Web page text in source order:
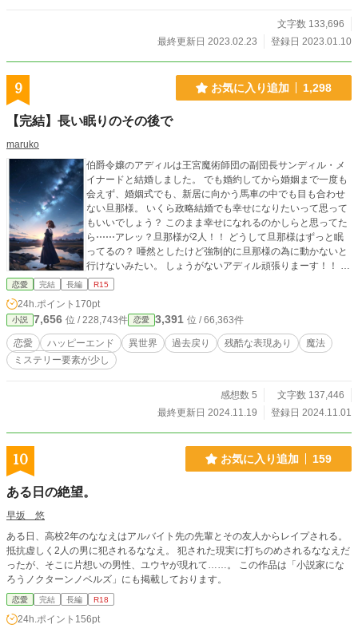
文字数 133,696
最終更新日 2023.02.23
登録日 2023.01.10
9 お気に入り追加 1,298
【完結】長い眠りのその後で
maruko
伯爵令嬢のアディルは王宮魔術師団の副団長サンディル・メ
イナードと結婚しました。 でも婚約してから婚姻まで一度も
会えず、婚姻式でも、新居に向かう馬車の中でも目も合わせ
ない旦那様。 いくら政略結婚でも幸せになりたいって思って
もいいでしょう？ このまま幸せになれるのかしらと思ってた
ら⋯⋯アレッ？旦那様が2人！！ どうして旦那様はずっと眠
ってるの？ 唖然としたけど強制的に旦那様の為に動かないと
行けないみたい。 しょうがないアディル頑張りまーす！！ 複
雑な家庭環境で育って、醒めた目で世間を見ているアディル
列の整理含む) ※他サイトでも投稿しております ご都合主
義、誤字脱字、未熟者ですが優しい目線で読んで頂けますと
幸いです ※表紙 AIアプリ作成
恋愛 完結 長編 R15
24h.ポイント 170pt
小説 7,656 位 / 228,743件 恋愛 3,391 位 / 66,363件
恋愛 ハッピーエンド 異世界 過去戻り 残酷な表現あり
魔法
ミステリー要素が少し
感想数 5
文字数 137,446
最終更新日 2024.11.19
登録日 2024.11.01
10 お気に入り追加 159
ある日の絶望。
早坂 悠
ある日、高校2年のななえはアルバイト先の先輩とその友人からレイプされる。
抵抗虚しく2人の男に犯されるななえ。 犯された現実に打ちのめされるななえだ
ったが、そこに片想いの男性、ユウヤが現れて……。 この作品は「小説家にな
ろうノクターンノベルズ」にも掲載しております。
恋愛 完結 長編 R18
24h.ポイント 156pt